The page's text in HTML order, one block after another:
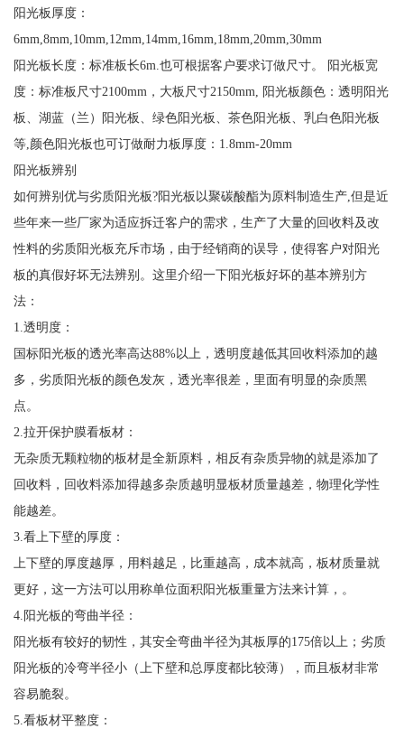
阳光板厚度：
6mm,8mm,10mm,12mm,14mm,16mm,18mm,20mm,30mm
阳光板长度：标准板长6m.也可根据客户要求订做尺寸。 阳光板宽
度：标准板尺寸2100mm，大板尺寸2150mm, 阳光板颜色：透明阳光
板、湖蓝（兰）阳光板、绿色阳光板、茶色阳光板、乳白色阳光板
等,颜色阳光板也可订做耐力板厚度：1.8mm-20mm
阳光板辨别
如何辨别优与劣质阳光板?阳光板以聚碳酸酯为原料制造生产,但是近
些年来一些厂家为适应拆迁客户的需求，生产了大量的回收料及改
性料的劣质阳光板充斥市场，由于经销商的误导，使得客户对阳光
板的真假好坏无法辨别。这里介绍一下阳光板好坏的基本辨别方
法：
1.透明度：
国标阳光板的透光率高达88%以上，透明度越低其回收料添加的越
多，劣质阳光板的颜色发灰，透光率很差，里面有明显的杂质黑
点。
2.拉开保护膜看板材：
无杂质无颗粒物的板材是全新原料，相反有杂质异物的就是添加了
回收料，回收料添加得越多杂质越明显板材质量越差，物理化学性
能越差。
3.看上下壁的厚度：
上下壁的厚度越厚，用料越足，比重越高，成本就高，板材质量就
更好，这一方法可以用称单位面积阳光板重量方法来计算，。
4.阳光板的弯曲半径：
阳光板有较好的韧性，其安全弯曲半径为其板厚的175倍以上；劣质
阳光板的冷弯半径小（上下壁和总厚度都比较薄），而且板材非常
容易脆裂。
5.看板材平整度：